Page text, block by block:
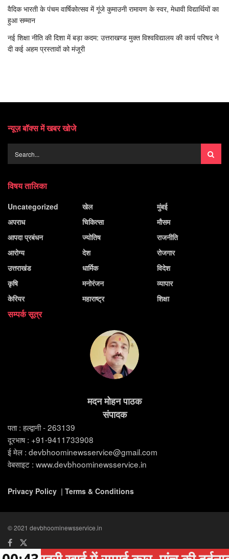
वैदिक भारती के पंचम वार्षिकोत्सव में गूंजे कुमाउनी रामायण के स्वर, मेधावी विद्यार्थियों का
हुआ सम्मान
नई शिक्षा नीति की दिशा में बड़ा कदम: उत्तराखण्ड मुक्त विश्वविद्यालय की कार्य परिषद ने
दी कई अहम प्रस्तावों को मंजूरी
न्यूज़ बॉक्स में खबर खोजे
विषय तालिका
Uncategorized
अपराध
आपदा प्रबंधन
आरोग्य
उत्तराखंड
कृषि
केरियर
खेल
चिकित्सा
ज्योतिष
देश
धार्मिक
मनोरंजन
महाराष्ट्र
मुंबई
मौसम
राजनीति
रोजगार
विदेश
व्यापार
शिक्षा
सम्पर्क सूत्र
मदन मोहन पाठक
संपादक
पता : हल्द्वानी - 263139
दूरभाष : +91-9411733908
ई मेल : devbhoominewsservice@gmail.com
वेबसाइट : www.devbhoominewsservice.in
Privacy Policy | Terms & Conditions
© 2021 devbhoominewsservice.in